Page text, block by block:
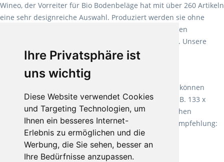
Ihre Privatsphäre ist
uns wichtig
Diese Website verwendet Cookies
und Targeting Technologien, um
Ihnen ein besseres Internet-
Erlebnis zu ermöglichen und die
Werbung, die Sie sehen, besser an
Ihre Bedürfnisse anzupassen.
Wineo, der Vorreiter für Bio Bodenbeläge hat mit über 260 Artikeln
eine sehr designreiche Auswahl. Produziert werden sie ohne
Weichmacher und Lösungsmittel. Mit allen verfügbaren
Verlegearten ist er für jegliche Bauvorhaben attraktiv. Unsere
Empfehlung:Wineo 1000 Multi Layer XXL.
Teppiche für ein angenehmes Laufgefühl
machen es schon lange vor. Sie können
Teppich in Ihrem gewünschten Sondermaß kaufen, z.B. 133 x
60cm. Vor allem in Schlafzimmern aufgrund der weichen
Oberfläche ein sehr beliebter Zusatzboden. Unsere Empfehlung:
Fletco Fluffy und Fletco Hermelin